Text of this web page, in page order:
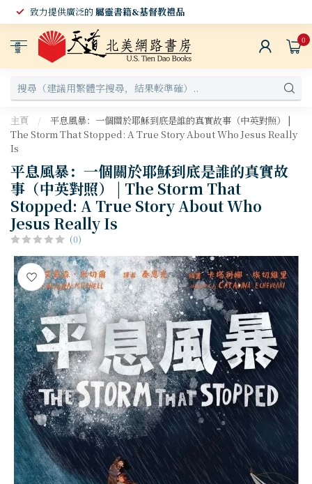
致力提供廣泛的屬靈書籍&基督教禮品
選
單
0
主頁 /
平息風暴：一個關於耶穌到底是誰的真實故事（中英對照） |
The Storm That Stopped: A True Story About Who Jesus Really
Is
平息風暴：一個關於耶穌到底是誰的真實故
事（中英對照） | The Storm That
Stopped: A True Story About Who
Jesus Really Is
(0)